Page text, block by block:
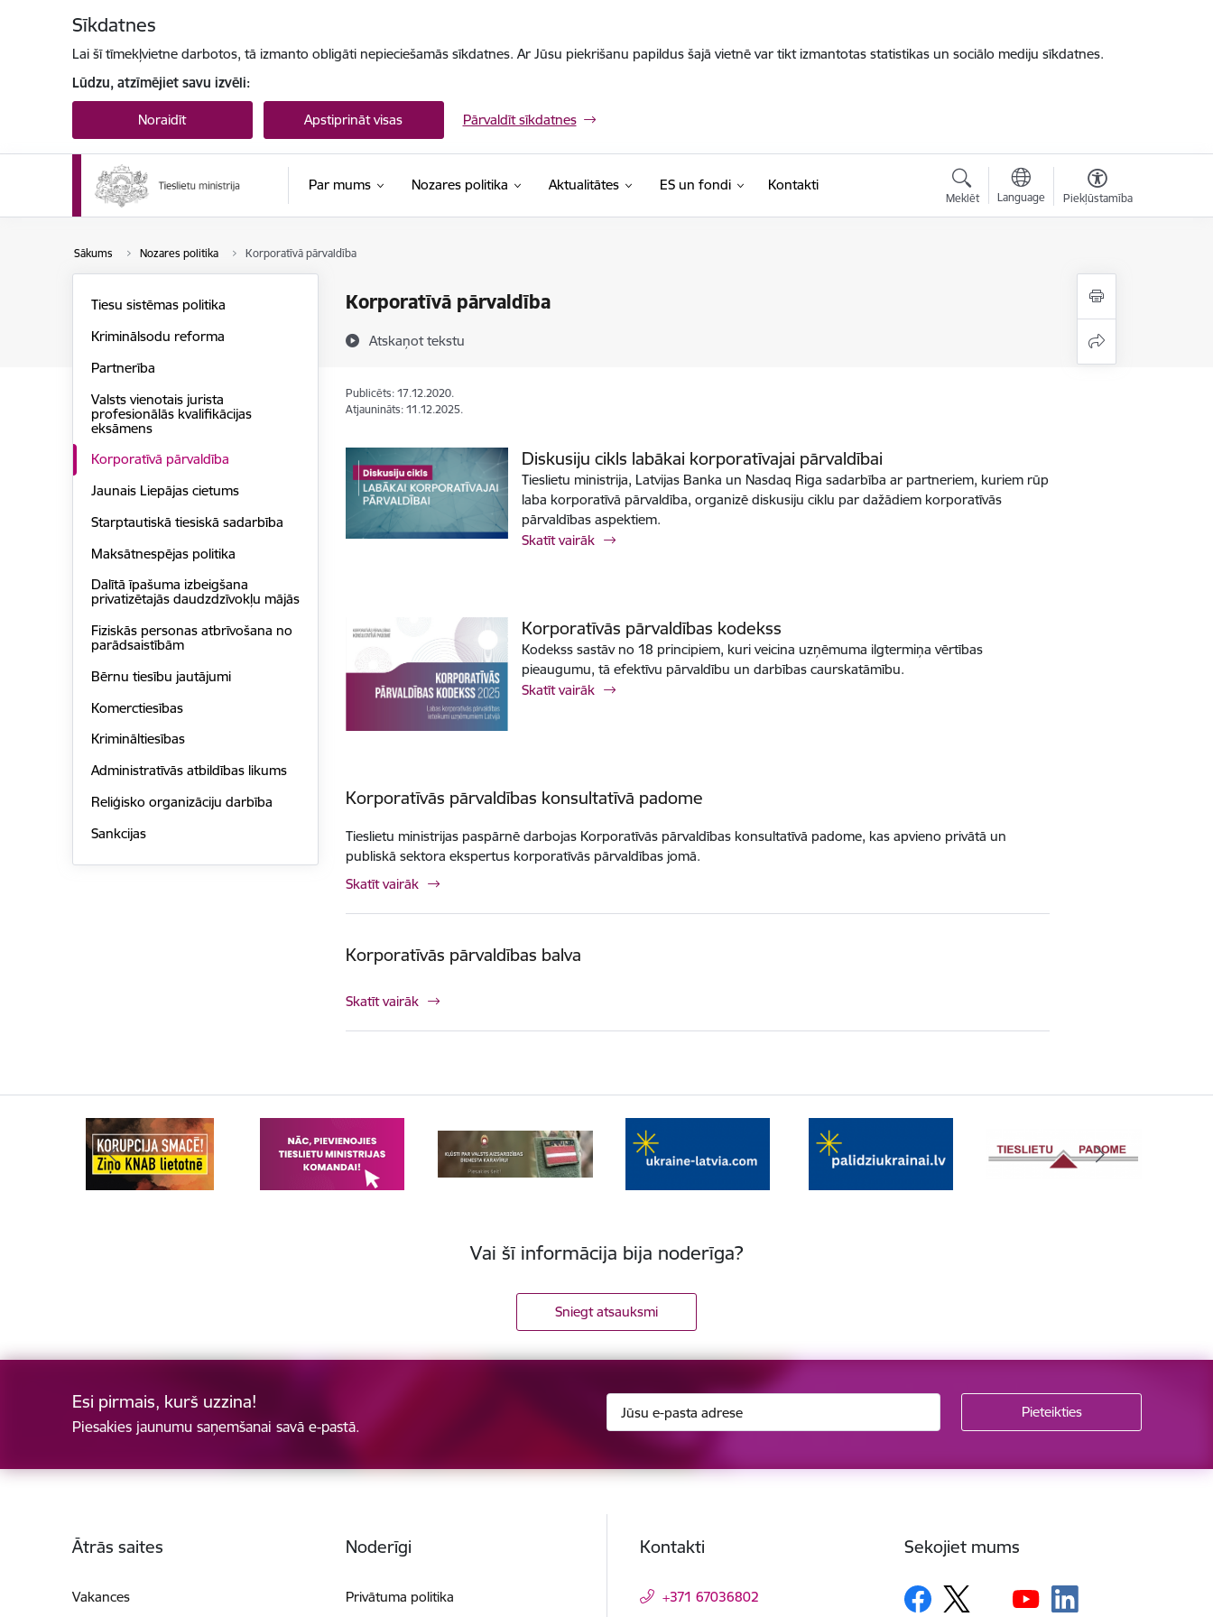
Sīkdatnes
Lai šī tīmekļvietne darbotos, tā izmanto obligāti nepieciešamās sīkdatnes. Ar Jūsu piekrišanu papildus šajā vietnē var tikt izmantotas statistikas un sociālo mediju sīkdatnes.
Lūdzu, atzīmējiet savu izvēli:
Noraidīt Apstiprināt visas Pārvaldīt sīkdatnes
Par mums Nozares politika Aktualitātes ES un fondi Kontakti
Meklēt Language Piekļūstamība
Sākums Nozares politika Korporatīvā pārvaldība
Korporatīvā pārvaldība
Atskaņot tekstu
Tiesu sistēmas politika
Kriminālsodu reforma
Partnerība
Valsts vienotais jurista
profesionālās kvalifikācijas
eksāmens
Korporatīvā pārvaldība
Jaunais Liepājas cietums
Starptautiskā tiesiskā sadarbība
Maksātnespējas politika
Dalītā īpašuma izbeigšana
privatizētajās daudzdzīvokļu mājās
Fiziskās personas atbrīvošana no
parādsaistībām
Bērnu tiesību jautājumi
Komerctiesības
Krimināltiesības
Administratīvās atbildības likums
Reliģisko organizāciju darbība
Sankcijas
Publicēts: 17.12.2020.
Atjaunināts: 11.12.2025.
Diskusiju cikls labākai korporatīvajai pārvaldībai
Tieslietu ministrija, Latvijas Banka un Nasdaq Riga sadarbība ar partneriem, kuriem rūp
laba korporatīvā pārvaldība, organizē diskusiju ciklu par dažādiem korporatīvās
pārvaldības aspektiem.
Skatīt vairāk
Korporatīvās pārvaldības kodekss
Kodekss sastāv no 18 principiem, kuri veicina uzņēmuma ilgtermiņa vērtības
pieaugumu, tā efektīvu pārvaldību un darbības caurskatāmību.
Skatīt vairāk
Korporatīvās pārvaldības konsultatīvā padome
Tieslietu ministrijas paspārnē darbojas Korporatīvās pārvaldības konsultatīvā padome, kas apvieno privātā un
publiskā sektora ekspertus korporatīvās pārvaldības jomā.
Skatīt vairāk
Korporatīvās pārvaldības balva
Skatīt vairāk
Vai šī informācija bija noderīga?
Sniegt atsauksmi
Esi pirmais, kurš uzzina!
Piesakies jaunumu saņemšanai savā e-pastā.
Ātrās saites
Vakances
Noderīgi
Privātuma politika
Kontakti
+371 67036802
Sekojiet mums